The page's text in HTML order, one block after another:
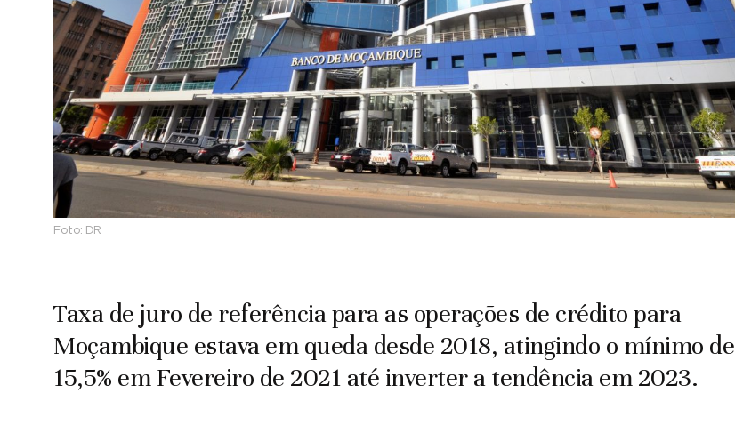
Foto: DR
Taxa de juro de referência para as operações de crédito para
Moçambique estava em queda desde 2018, atingindo o mínimo de
15,5% em Fevereiro de 2021 até inverter a tendência em 2023.